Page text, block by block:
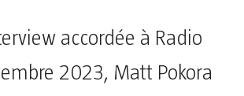
accordée à Radio
2023, Matt Pokora